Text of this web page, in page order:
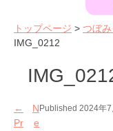
トップページ > つぼ
IMG_0212
Published 2024年7
←
Pr
N
e